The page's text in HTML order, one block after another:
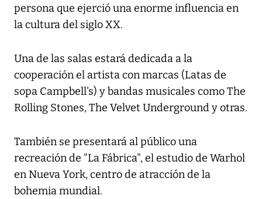
persona que ejerció una enorme influencia en
la cultura del siglo XX.
Una de las salas estará dedicada a la
cooperación el artista con marcas (Latas de
sopa Campbell's) y bandas musicales como The
Rolling Stones, The Velvet Underground y otras.
También se presentará al público una
recreación de "La Fábrica", el estudio de Warhol
en Nueva York, centro de atracción de la
bohemia mundial.